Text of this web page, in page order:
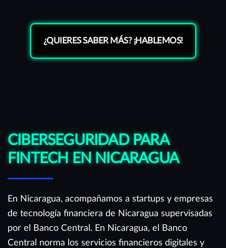
¿QUIERES SABER MÁS? ¡HABLEMOS!
CIBERSEGURIDAD PARA
FINTECH EN NICARAGUA
En Nicaragua, acompañamos a startups y empresas
de tecnología financiera de Nicaragua supervisadas
por el Banco Central. En Nicaragua, el Banco
Central norma los servicios financieros digitales y